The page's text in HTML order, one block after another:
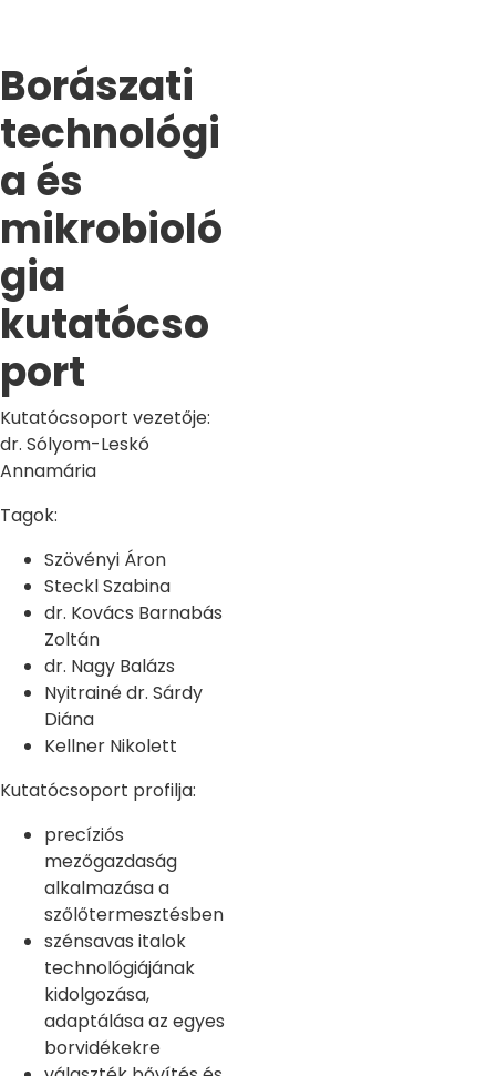
Borászati
technológi
a és
mikrobioló
gia
kutatócso
port
Kutatócsoport vezetője:
dr. Sólyom-Leskó
Annamária
Tagok:
Szövényi Áron
Steckl Szabina
dr. Kovács Barnabás
Zoltán
dr. Nagy Balázs
Nyitrainé dr. Sárdy
Diána
Kellner Nikolett
Kutatócsoport profilja:
precíziós
mezőgazdaság
alkalmazása a
szőlőtermesztésben
szénsavas italok
technológiájának
kidolgozása,
adaptálása az egyes
borvidékekre